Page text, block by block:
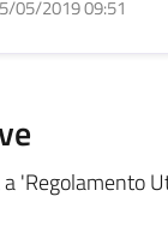
05/2019 09:51
'Regolamento